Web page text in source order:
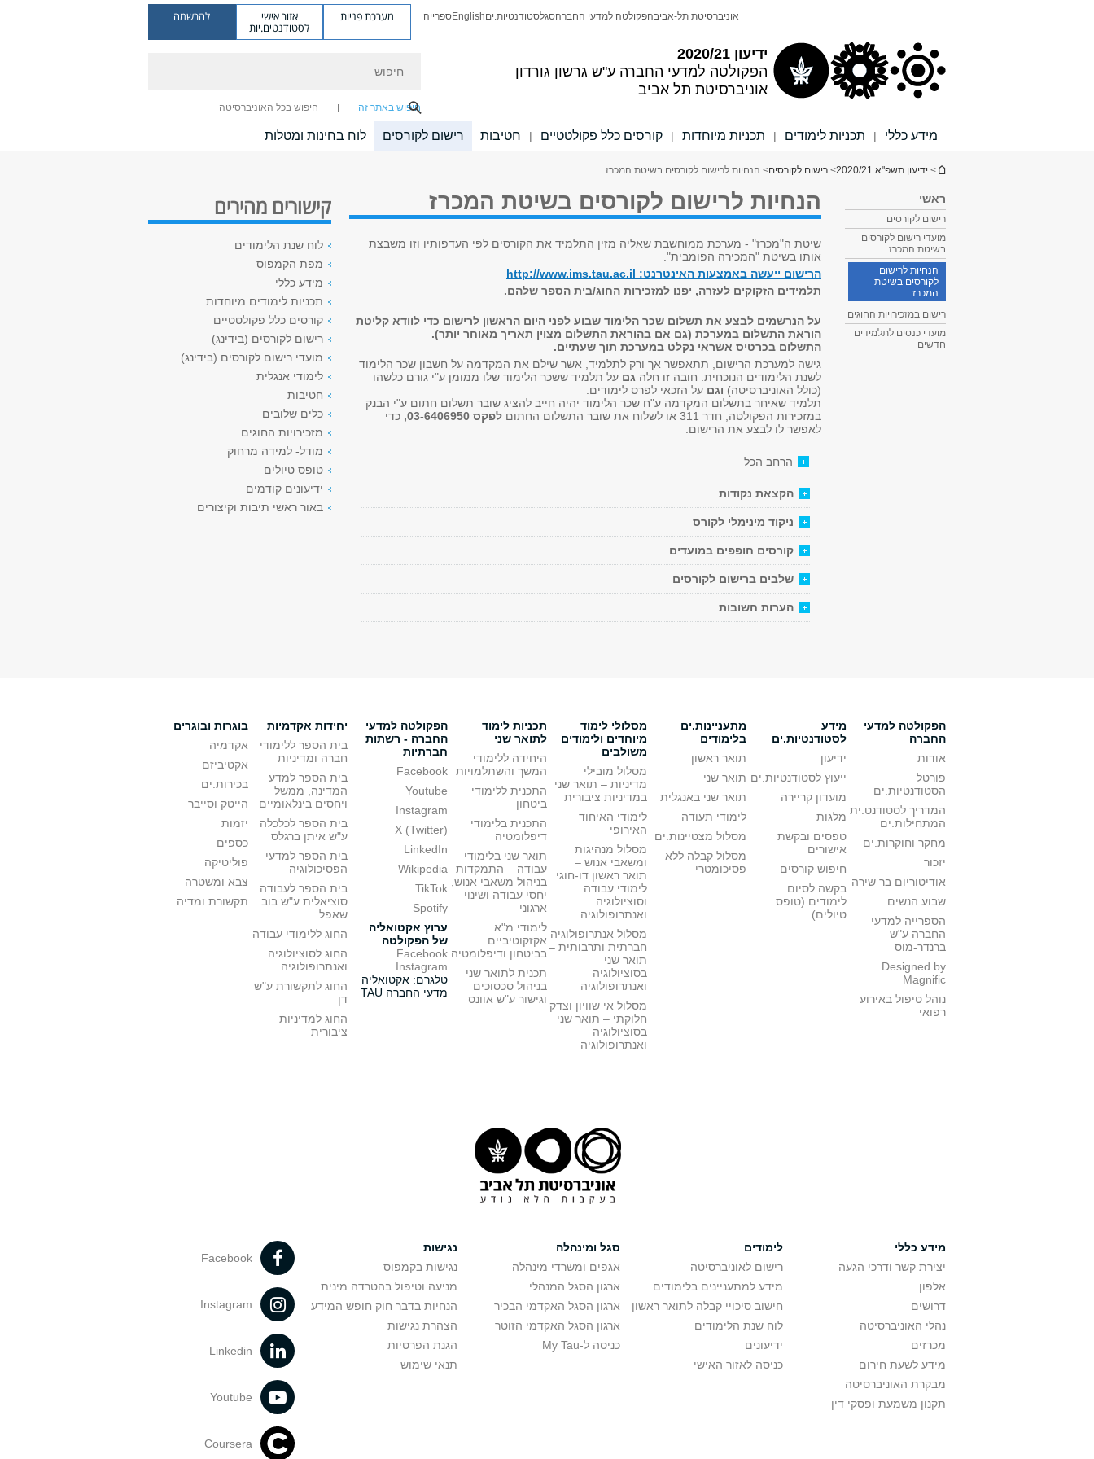
ידיעון 2020/21
הפקולטה למדעי החברה ע"ש גרשון גורדון
אוניברסיטת תל אביב
אוניברסיטת תל-אביבהפקולטה למדעי החברהסגלסטודנטיות.יםEnglishספרייה מערכת פניות אזור אישי
לסטודנטים.יות
להרשמה
חיפוש באתר זה חיפוש בכל האוניברסיטה
מידע כללי | תכניות לימודים | תכניות מיוחדות | קורסים כלל פקולטטיים | חטיבות רישום לקורסים לוח בחינות ומטלות
הינך נמצא כאן
> ידיעון תשפ"א 2020/21 > רישום לקורסים> הנחיות לרישום לקורסים בשיטת המכרז
ראשי
רישום לקורסים
מועדי רישום לקורסים
בשיטת המכרז
הנחיות לרישום
לקורסים בשיטת
המכרז
רישום במזכירויות החוגים
מועדי כנסים לתלמידים
חדשים
הנחיות לרישום לקורסים בשיטת המכרז
שיטת ה"מכרז" - מערכת ממוחשבת שאליה מזין התלמיד את הקורסים לפי העדפותיו וזו משבצת
אותו בשיטת "המכירה הפומבית".
הרישום ייעשה באמצעות האינטרנט: http://www.ims.tau.ac.il
תלמידים הזקוקים לעזרה, יפנו למזכירות החוג/בית הספר שלהם.
על הנרשמים לבצע את תשלום שכר הלימוד שבוע לפני היום הראשון לרישום כדי לוודא קליטת
הוראת התשלום במערכת (גם אם בהוראת התשלום מצוין תאריך מאוחר יותר).
התשלום בכרטיס אשראי נקלט במערכת תוך שעתיים.
גישה למערכת הרישום, תתאפשר אך ורק לתלמיד, אשר שילם את המקדמה על חשבון שכר הלימוד
לשנת הלימודים הנוכחית. חובה זו חלה גם על תלמיד ששכר הלימוד שלו ממומן ע"י גורם כלשהו
(כולל האוניברסיטה) וגם על הזכאי לפרס לימודים.
תלמיד שאיחר בתשלום המקדמה ע"ח שכר הלימוד יהיה חייב להציג שובר תשלום חתום ע"י הבנק
במזכירות הפקולטה, חדר 311 או לשלוח את שובר התשלום החתום
לפקס 03-6406950,
כדי
לאפשר לו לבצע את הרישום.
הרחב הכל
הקצאת נקודות
ניקוד מינימלי לקורס
קורסים חופפים במועדים
שלבים ברישום לקורסים
הערות חשובות
קישורים מהירים
לוח שנת הלימודים
מפת הקמפוס
מידע כללי
תכניות לימודים מיוחדות
קורסים כלל פקולטטיים
רישום לקורסים (בידינג)
מועדי רישום לקורסים (בידינג)
לימודי אנגלית
חטיבות
כלים שלובים
מזכירויות החוגים
מודל- למידה מרחוק
טופס טיולים
ידיעונים קודמים
באור ראשי תיבות וקיצורים
הפקולטה למדעי
החברה
אודות
פורטל
הסטודנטיות.ים
המדריך לסטודנט.ית
המתחילות.ים
מחקר וחוקרות.ים
יזכור
אודיטוריום בר שירה
שבוע הנשים
הספרייה למדעי
החברה ע"ש
ברנדר-מוס
Designed by
Magnific
נוהל טיפול באירוע
רפואי
מידע
לסטודנטיות.ים
ידיעון
ייעוץ לסטודנטיות.ים
מועדון קריירה
מלגות
טפסים ובקשת
אישורים
חיפוש קורסים
בקשה לסיום
לימודים (טופס
טיולים)
מתעניינות.ים
בלימודים
תואר ראשון
תואר שני
תואר שני באנגלית
לימודי תעודה
מסלול מצטיינות.ים
מסלול קבלה ללא
פסיכומטרי
מסלולי לימוד
מיוחדים ולימודים
משולבים
מסלול מובילי
מדיניות – תואר שני
במדיניות ציבורית
לימודי האיחוד
האירופי
מסלול מנהיגות
ומשאבי אנוש –
תואר ראשון דו-חוגי
לימודי עבודה
וסוציולוגיה
ואנתרופולוגיה
מסלול אנתרופולוגיה
חברתית ותרבותית –
תואר שני
בסוציולוגיה
ואנתרופולוגיה
מסלול אי שוויון וצדק
חלוקתי – תואר שני
בסוציולוגיה
ואנתרופולוגיה
תכניות לימוד
לתואר שני
היחידה ללימודי
המשך והשתלמויות
התכנית ללימודי
ביטחון
התכנית בלימודי
דיפלומטיה
תואר שני בלימודי
עבודה – התמקדות
בניהול משאבי אנוש,
יחסי עבודה ושינוי
ארגוני
לימודי מ"א
אקזקוטיביים
בביטחון ודיפלומטיה
תכנית לתואר שני
בניהול סכסוכים
וגישור ע"ש אוונס
הפקולטה למדעי
החברה - רשתות
חברתיות
Facebook
Youtube
Instagram
X (Twitter)
LinkedIn
Wikipedia
TikTok
Spotify
ערוץ אקטואליה
של הפקולטה
Facebook
Instagram
טלגרם: אקטואליה
מדעי החברה TAU
יחידות אקדמיות
בית הספר ללימודי
חברה ומדיניות
בית הספר למדע
המדינה, ממשל
ויחסים בינלאומיים
בית הספר לכלכלה
ע"ש איתן ברגלס
בית הספר למדעי
הפסיכולוגיה
בית הספר לעבודה
סוציאלית ע"ש בוב
שאפל
החוג ללימודי עבודה
החוג לסוציולוגיה
ואנתרופולוגיה
החוג לתקשורת ע"ש
דן
החוג למדיניות
ציבורית
בוגרות ובוגרים
אקדמיה
אקטיביזם
בכירות.ים
הייטק וסייבר
יזמות
כספים
פוליטיקה
צבא ומשטרה
תקשורת ומדיה
מידע כללי
יצירת קשר ודרכי הגעה
אלפון
דרושים
נהלי האוניברסיטה
מכרזים
מידע לשעת חירום
מבקרת האוניברסיטה
תקנון משמעת ופסקי דין
לימודים
רישום לאוניברסיטה
מידע למתעניינים בלימודים
חישוב סיכויי קבלה לתואר ראשון
לוח שנת הלימודים
ידיעונים
כניסה לאזור האישי
סגל ומינהלה
אגפים ומשרדי מינהלה
ארגון הסגל המנהלי
ארגון הסגל האקדמי הבכיר
ארגון הסגל האקדמי הזוטר
כניסה ל-My Tau
נגישות
נגישות בקמפוס
מניעה וטיפול בהטרדה מינית
הנחיות בדבר חוק חופש המידע
הצהרת נגישות
הגנת הפרטיות
תנאי שימוש
Facebook
Instagram
Linkedin
Youtube
Coursera